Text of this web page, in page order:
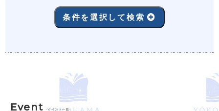
条件を選択して検索
Event -イベント一覧-